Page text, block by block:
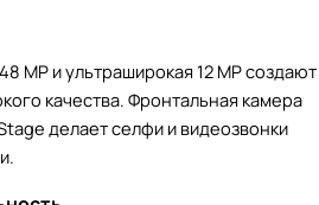
MP и ультраширокая 12 MP создают
качества. Фронтальная камера
делает селфи и видеозвонки